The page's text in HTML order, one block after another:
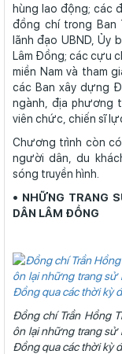
hùng lao động; các
đồng chí trong Ban
lãnh đạo UBND, Ủy
Lâm Đồng; các cựu
miền Nam và tham
các Ban xây dựng
ngành, địa phương
viên chức, chiến sĩ
Chương trình còn
người dân, du
sóng truyền hình.
• NHỮNG TRANG
DÂN LÂM ĐỒNG
Đồng chí Trần Hồng
ôn lại những trang sử
Đồng qua các thời kỳ